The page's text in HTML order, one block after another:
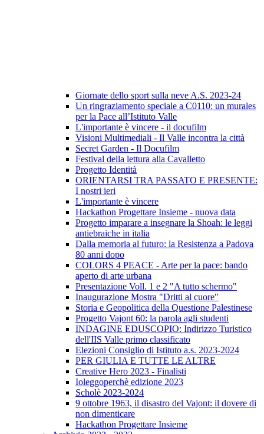
Giornate dello sport sulla neve A.S. 2023-24
Un ringraziamento speciale a C0110: un murales
per la Pace all’Istituto Valle
L'importante è vincere - il docufilm
Visioni Multimediali - Il Valle incontra la città
Secret Garden - Il Docufilm
Festival della lettura alla Cavalletto
Progetto Identità
ORIENTARSI TRA PASSATO E PRESENTE:
I nostri ieri
L'importante è vincere
Hackathon Progettare Insieme - nuova data
Progetto imparare a insegnare la Shoah: le leggi
antiebraiche in italia
Dalla memoria al futuro: la Resistenza a Padova
80 anni dopo
COLORS 4 PEACE - Arte per la pace: bando
aperto di arte urbana
Presentazione Voll. 1 e 2 "A tutto schermo"
Inaugurazione Mostra "Dritti al cuore"
Storia e Geopolitica della Questione Palestinese
Progetto Vajont 60: la parola agli studenti
INDAGINE EDUSCOPIO: Indirizzo Turistico
dell'IIS Valle primo classificato
Elezioni Consiglio di Istituto a.s. 2023-2024
PER GIULIA E TUTTE LE ALTRE
Creative Hero 2023 - Finalisti
Ioleggoperchè edizione 2023
Scholè 2023-2024
9 ottobre 1963, il disastro del Vajont: il dovere di
non dimenticare
Hackathon Progettare Insieme